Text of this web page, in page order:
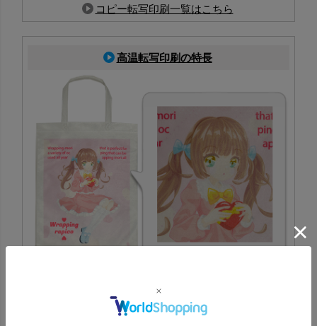
コピー転写印刷一覧はこちら
高温転写印刷の特長
ラストを美しく再現でき、同人イベントのノベルティにも
高温転写印刷一覧はこちら